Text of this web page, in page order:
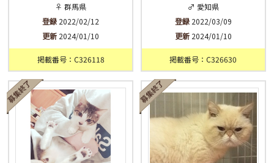
♀ 群馬県
登録 2022/02/12
更新 2024/01/10
掲載番号：C326118
♂ 愛知県
登録2022/03/09
更新2024/01/10
掲載番号：C326630